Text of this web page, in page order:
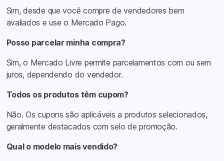
Sim, desde que você compre de vendedores bem
avaliados e use o Mercado Pago.
Posso parcelar minha compra?
Sim, o Mercado Livre permite parcelamentos com ou sem
juros, dependendo do vendedor.
Todos os produtos têm cupom?
Não. Os cupons são aplicáveis a produtos selecionados,
geralmente destacados com selo de promoção.
Qual o modelo mais vendido?